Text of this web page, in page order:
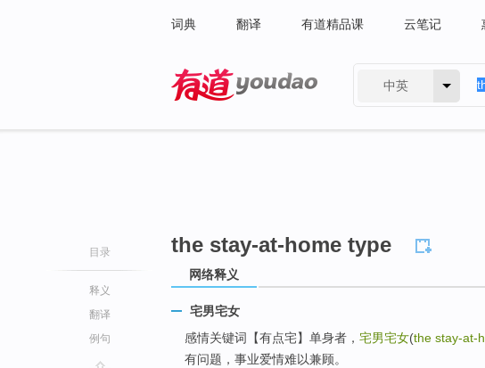
词典 翻译 有道精品课 云笔记
中英
目录
释义
翻译
例句
the stay-at-home type
网络释义
宅男宅女
感情关键词【有点宅】单身者， 宅男宅女(the stay-at-
有问题，事业爱情难以兼顾。